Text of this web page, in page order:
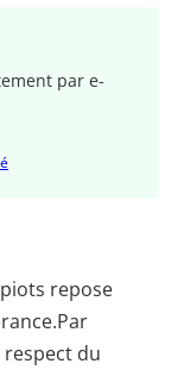
par e-
repose
du